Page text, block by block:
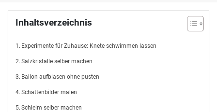
Inhaltsverzeichnis
Experimente für Zuhause: Knete schwimmen lassen
Salzkristalle selber machen
Ballon aufblasen ohne pusten
Schattenbilder malen
Schleim selber machen